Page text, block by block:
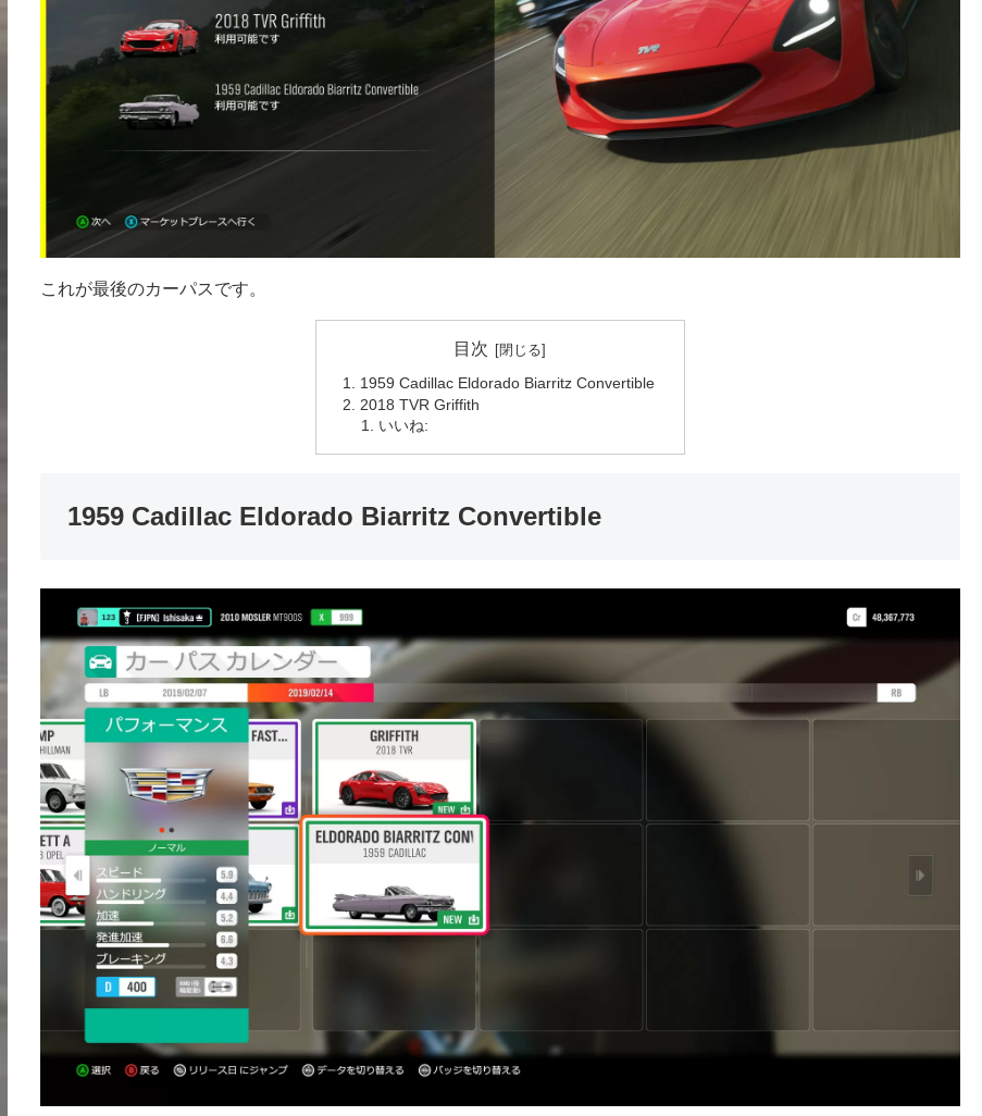
これが最後のカーパスです。
目次
1959 Cadillac Eldorado Biarritz Convertible
2018 TVR Griffith
いいね:
1959 Cadillac Eldorado Biarritz Convertible